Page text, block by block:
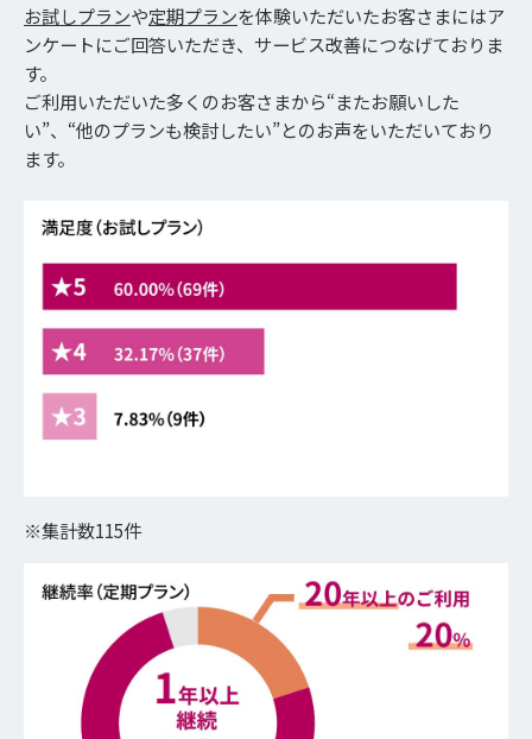
お試しプランや定期プランを体験いただいたお客さまにはア
ンケートにご回答いただき、サービス改善につなげておりま
す。
ご利用いただいた多くのお客さまから“またお願いした
い”、“他のプランも検討したい”とのお声をいただいており
ます。
※集計数115件